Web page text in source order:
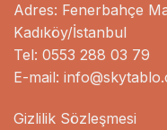
Adres: Fenerbahçe
Kadıköy/İstanbul
Tel: 0553 288 03 79
E-mail:
Gizlilik Sözleşmesi